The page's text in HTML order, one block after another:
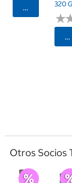
Seleccionar
320 G
★
★
Otros Socios